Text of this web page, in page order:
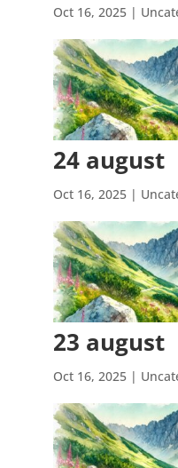
Oct 16, 2025|
24 august
Oct 16, 2025|
23 august
Oct 16, 2025|